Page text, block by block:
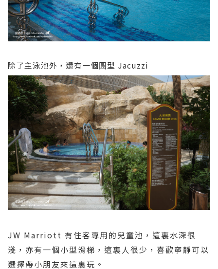
除了主泳池外，還有一個圓型 Jacuzzi
JW Marriott 有住客專用的兒童池，這裏水深很
淺，亦有一個小型滑梯，這裏人很少，喜歡寧靜可以
選擇帶小朋友來這裏玩。